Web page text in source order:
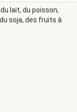
lait, du poisson,
soja, des fruits à